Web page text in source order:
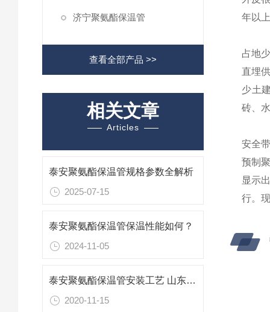
济宁聚氨酯保温管
查看全部产品 >>
相关文章
Articles
泰安聚氨酯保温管规格参数全解析
2025-07-15
泰安聚氨酯保温管保温性能如何？
2024-11-05
泰安聚氨酯保温管安装工艺 山东保温管生产厂家
2020-11-15
年以
占地
直埋
少土
砖、
安全
预制
显示
行。